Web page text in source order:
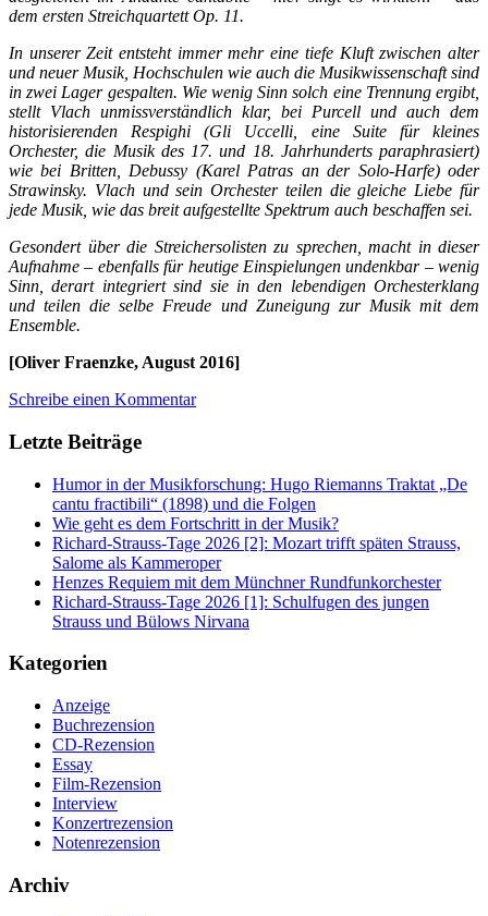
dem ersten Streichquartett Op. 11.
In unserer Zeit entsteht immer mehr eine tiefe Kluft zwischen alter
und neuer Musik, Hochschulen wie auch die Musikwissenschaft sind
in zwei Lager gespalten. Wie wenig Sinn solch eine Trennung ergibt,
stellt Vlach unmissverständlich klar, bei Purcell und auch dem
historisierenden Respighi (Gli Uccelli, eine Suite für kleines
Orchester, die Musik des 17. und 18. Jahrhunderts paraphrasiert)
wie bei Britten, Debussy (Karel Patras an der Solo-Harfe) oder
Strawinsky. Vlach und sein Orchester teilen die gleiche Liebe für
jede Musik, wie das breit aufgestellte Spektrum auch beschaffen sei.
Gesondert über die Streichersolisten zu sprechen, macht in dieser
Aufnahme – ebenfalls für heutige Einspielungen undenkbar – wenig
Sinn, derart integriert sind sie in den lebendigen Orchesterklang
und teilen die selbe Freude und Zuneigung zur Musik mit dem
Ensemble.
[Oliver Fraenzke, August 2016]
Schreibe einen Kommentar
Letzte Beiträge
Humor in der Musikforschung: Hugo Riemanns Traktat „De
cantu fractibili“ (1898) und die Folgen
Wie geht es dem Fortschritt in der Musik?
Richard-Strauss-Tage 2026 [2]: Mozart trifft späten Strauss,
Salome als Kammeroper
Henzes Requiem mit dem Münchner Rundfunkorchester
Richard-Strauss-Tage 2026 [1]: Schulfugen des jungen
Strauss und Bülows Nirvana
Kategorien
Anzeige
Buchrezension
CD-Rezension
Essay
Film-Rezension
Interview
Konzertrezension
Notenrezension
Archiv